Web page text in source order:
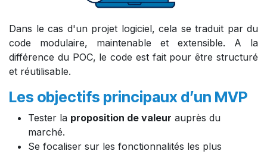
Dans le cas d'un projet logiciel, cela se traduit par du
code modulaire, maintenable et extensible. A la
différence du POC, le code est fait pour être structuré
et réutilisable.
Les objectifs principaux d’un MVP
Tester la proposition de valeur auprès du
marché.
Se focaliser sur les fonctionnalités les plus